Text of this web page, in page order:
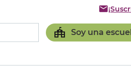
Soy una